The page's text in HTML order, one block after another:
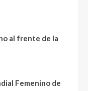
al frente de la
Femenino de